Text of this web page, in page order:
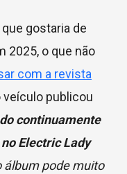
gostaria de
2025, o que não
com a revista
veículo publicou
continuamente
Electric Lady
pode muito